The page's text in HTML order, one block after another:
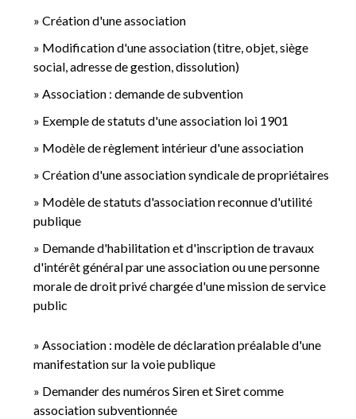
Création d'une association
Modification d'une association (titre, objet, siège
social, adresse de gestion, dissolution)
Association : demande de subvention
Exemple de statuts d'une association loi 1901
Modèle de règlement intérieur d'une association
Création d'une association syndicale de propriétaires
Modèle de statuts d'association reconnue d'utilité
publique
Demande d'habilitation et d'inscription de travaux
d'intérêt général par une association ou une personne
morale de droit privé chargée d'une mission de service
public
Association : modèle de déclaration préalable d'une
manifestation sur la voie publique
Demander des numéros Siren et Siret comme
association subventionnée